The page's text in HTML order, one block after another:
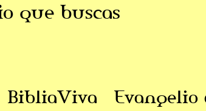
que buscas
BibliaViva
Evangelio